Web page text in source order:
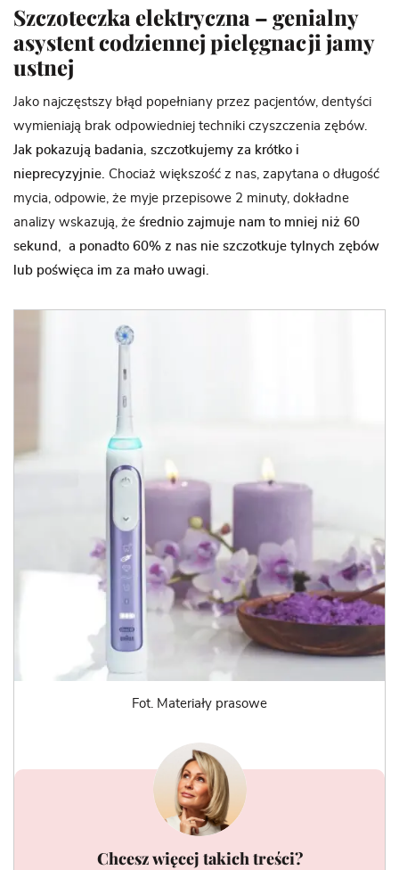
Szczoteczka elektryczna – genialny
asystent codziennej pielęgnacji jamy
ustnej
Jako najczęstszy błąd popełniany przez pacjentów, dentyści
wymieniają brak odpowiedniej techniki czyszczenia zębów.
Jak pokazują badania, szczotkujemy za krótko i
nieprecyzyjnie. Chociaż większość z nas, zapytana o długość
mycia, odpowie, że myje przepisowe 2 minuty, dokładne
analizy wskazują, że średnio zajmuje nam to mniej niż 60
sekund,
a ponadto 60% z nas nie szczotkuje tylnych zębów
lub poświęca im za mało uwagi.
Fot. Materiały prasowe
Chcesz więcej takich treści?